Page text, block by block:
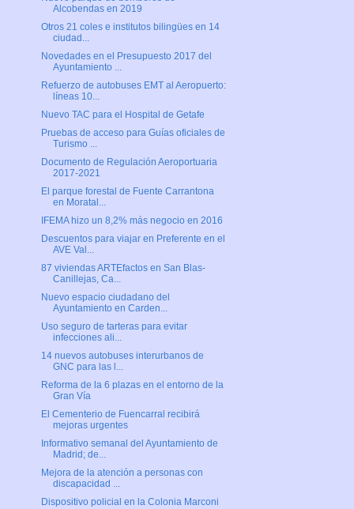
Alcobendas en 2019
Otros 21 coles e institutos bilingües en 14
ciudad...
Novedades en el Presupuesto 2017 del
Ayuntamiento ...
Refuerzo de autobuses EMT al Aeropuerto:
líneas 10...
Nuevo TAC para el Hospital de Getafe
Pruebas de acceso para Guías oficiales de
Turismo ...
Documento de Regulación Aeroportuaria
2017-2021
El parque forestal de Fuente Carrantona
en Moratal...
IFEMA hizo un 8,2% más negocio en 2016
Descuentos para viajar en Preferente en el
AVE Val...
87 viviendas ARTEfactos en San Blas-
Canillejas, Ca...
Nuevo espacio ciudadano del
Ayuntamiento en Carden...
Uso seguro de tarteras para evitar
infecciones ali...
14 nuevos autobuses interurbanos de
GNC para las l...
Reforma de la 6 plazas en el entorno de la
Gran Vía
El Cementerio de Fuencarral recibirá
mejoras urgentes
Informativo semanal del Ayuntamiento de
Madrid; de...
Mejora de la atención a personas con
discapacidad ...
Dispositivo policial en la Colonia Marconi